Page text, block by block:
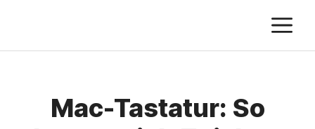
springen
Mac-Tastatur: So